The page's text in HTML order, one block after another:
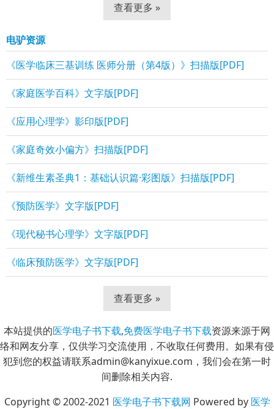
查看更多 »
电驴资源
《医学临床三基训练 医师分册（第4版）》扫描版[PDF]
《家庭医学百科》文字版[PDF]
《应用心理学》影印版[PDF]
《家庭奇效小偏方》扫描版[PDF]
《新维生素圣典1：基础认识篇·彩图版》扫描版[PDF]
《预防医学》文字版[PDF]
《现代秘书心理学》文字版[PDF]
《临床预防医学》文字版[PDF]
查看更多 »
本站提供的医学电子书下载,免费医学电子书下载资源来源于网
络和网友分享，仅供学习交流使用，不收取任何费用。如果有侵
犯到您的权益请联系admin@kanyixue.com，我们会在第一时
间删除相关内容.
Copyright © 2002-2021 医学电子书下载网 Powered by 医学